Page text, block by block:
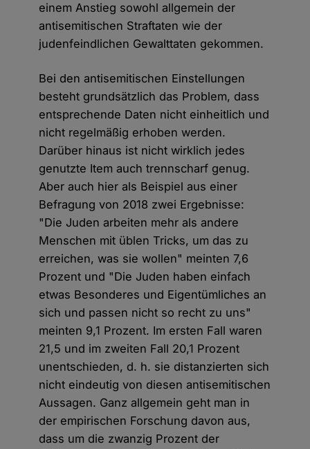
einem Anstieg sowohl allgemein der
antisemitischen Straftaten wie der
judenfeindlichen Gewalttaten gekommen.
Bei den antisemitischen Einstellungen
besteht grundsätzlich das Problem, dass
entsprechende Daten nicht einheitlich und
nicht regelmäßig erhoben werden.
Darüber hinaus ist nicht wirklich jedes
genutzte Item auch trennscharf genug.
Aber auch hier als Beispiel aus einer
Befragung von 2018 zwei Ergebnisse:
"Die Juden arbeiten mehr als andere
Menschen mit üblen Tricks, um das zu
erreichen, was sie wollen" meinten 7,6
Prozent und "Die Juden haben einfach
etwas Besonderes und Eigentümliches an
sich und passen nicht so recht zu uns"
meinten 9,1 Prozent. Im ersten Fall waren
21,5 und im zweiten Fall 20,1 Prozent
unentschieden, d. h. sie distanzierten sich
nicht eindeutig von diesen antisemitischen
Aussagen. Ganz allgemein geht man in
der empirischen Forschung davon aus,
dass um die zwanzig Prozent der